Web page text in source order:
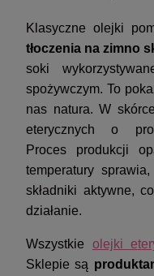
Klasyczne olejki
tłoczenia na zimno
soki
spożywczym. To
nas natura. W
eterycznych o
Proces produkcji
temperatury
składniki aktywne,
działanie.
Wszystkie olejki
Sklepie są